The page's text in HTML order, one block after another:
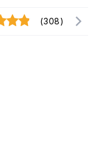
(308)